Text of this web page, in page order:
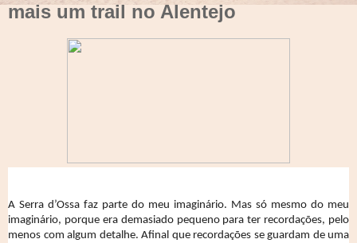
mais um trail no Alentejo
A Serra d’Ossa faz parte do meu imaginário. Mas só mesmo do meu
imaginário, porque era demasiado pequeno para ter recordações, pelo
menos com algum detalhe. Afinal que recordações se guardam de uma